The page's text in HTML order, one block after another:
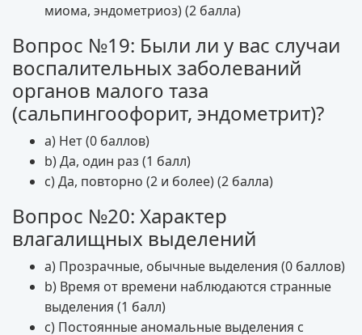
миома, эндометриоз) (2 балла)
Вопрос №19: Были ли у вас случаи
воспалительных заболеваний
органов малого таза
(сальпингоофорит, эндометрит)?
a) Нет (0 баллов)
b) Да, один раз (1 балл)
c) Да, повторно (2 и более) (2 балла)
Вопрос №20: Характер
влагалищных выделений
a) Прозрачные, обычные выделения (0 баллов)
b) Время от времени наблюдаются странные
выделения (1 балл)
c) Постоянные аномальные выделения с